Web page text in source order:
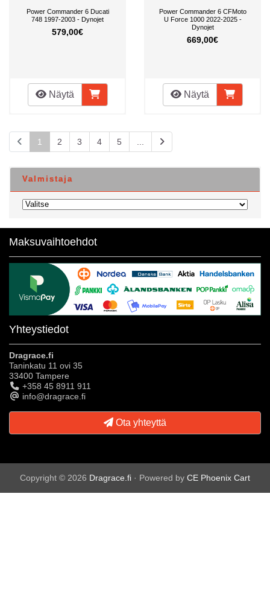
Power Commander 6 Ducati
748 1997-2003 - Dynojet
579,00€
Näytä
Power Commander 6 CFMoto
U Force 1000 2022-2025 -
Dynojet
669,00€
Näytä
1 2 3 4 5
Valmistaja
Maksuvaihtoehdot
Yhteystiedot
Dragrace.fi
Taninkatu 11 ovi 35
33400 Tampere
+358 45 8911 911
info@dragrace.fi
Ota yhteyttä
Copyright © 2026 Dragrace.fi · Powered by CE Phoenix Cart